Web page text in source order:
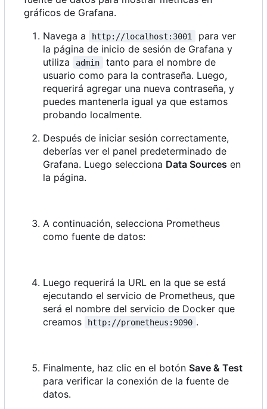
gráficos de Grafana.
Navega a
http://localhost:3001
para ver
la página de inicio de sesión de Grafana y
utiliza
admin
tanto para el nombre de
usuario como para la contraseña. Luego,
requerirá agregar una nueva contraseña, y
puedes mantenerla igual ya que estamos
probando localmente.
Después de iniciar sesión correctamente,
deberías ver el panel predeterminado de
Grafana. Luego selecciona Data Sources en
la página.
A continuación, selecciona Prometheus
como fuente de datos:
Luego requerirá la URL en la que se está
ejecutando el servicio de Prometheus, que
será el nombre del servicio de Docker que
creamos
http://prometheus:9090 .
Finalmente, haz clic en el botón Save & Test
para verificar la conexión de la fuente de
datos.